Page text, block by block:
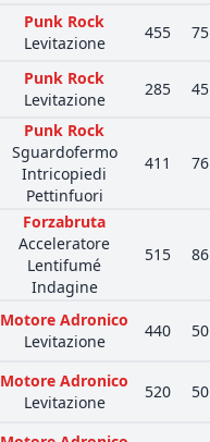
Punk Rock
Levitazione
455 75
Punk Rock
Levitazione
285 45
Punk Rock
Sguardofermo
Intricopiedi
Pettinfuori
411 76
Forzabruta
Acceleratore
Lentifumé
Indagine
515 86
Motore Adronico
Levitazione
440 50
Motore Adronico
Levitazione
520 50